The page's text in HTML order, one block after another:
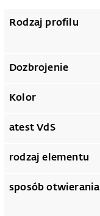
Rodzaj profilu
Dozbrojenie
Kolor
atest VdS
rodzaj elementu
sposób otwierania